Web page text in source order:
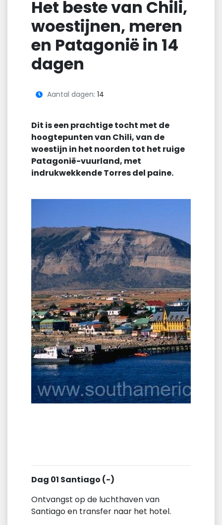
Het beste van Chili,
woestijnen, meren
en Patagonië in 14
dagen
Aantal dagen: 14
Dit is een prachtige tocht met de
hoogtepunten van Chili, van de
woestijn in het noorden tot het ruige
Patagonië-vuurland, met
indrukwekkende Torres del paine.
Dag 01 Santiago (-)
Ontvangst op de luchthaven van
Santiago en transfer naar het hotel.